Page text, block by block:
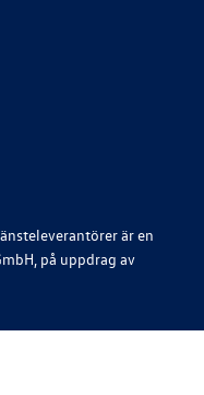
är en
på uppdrag av